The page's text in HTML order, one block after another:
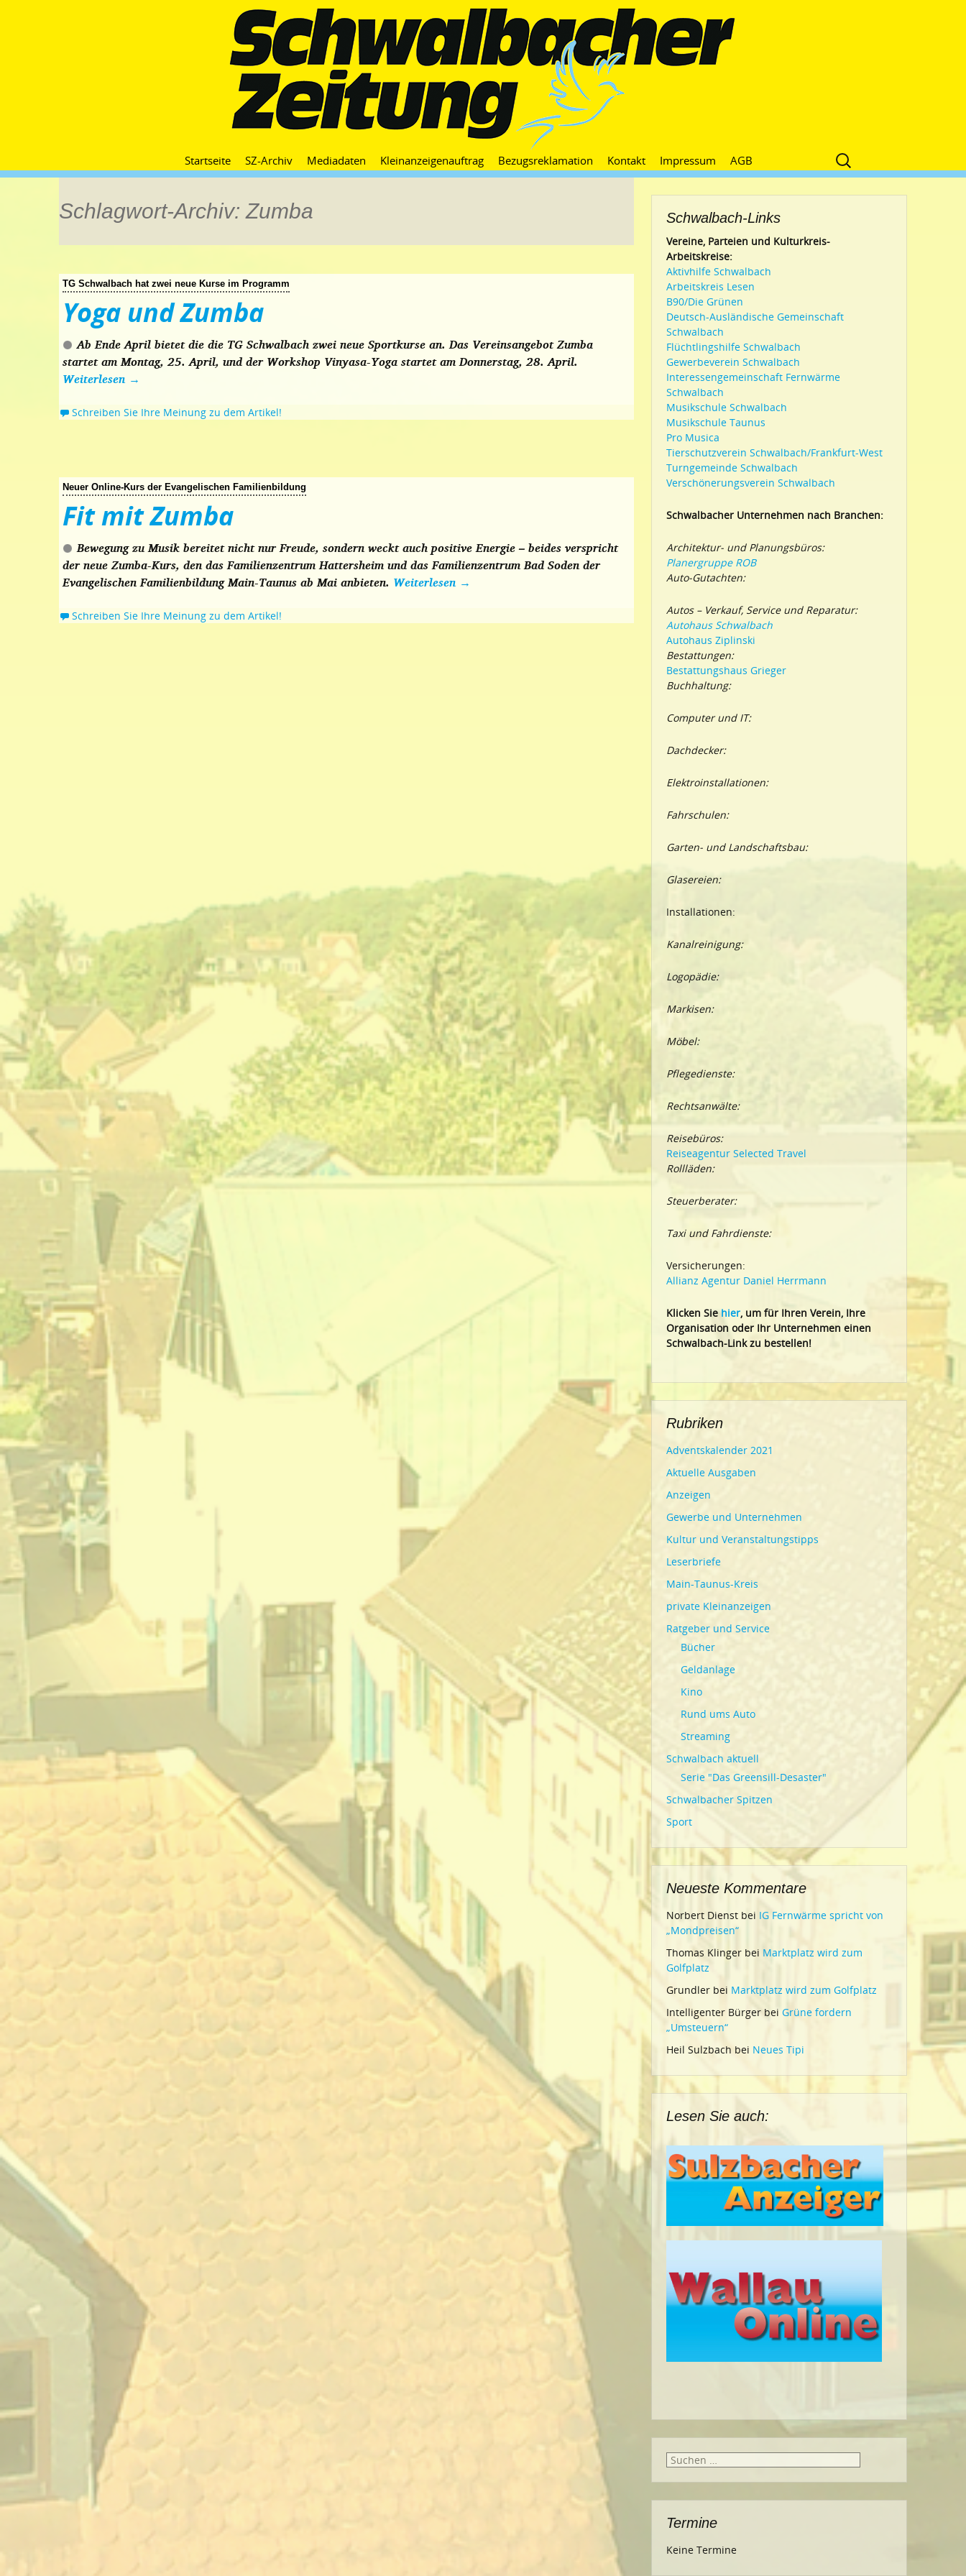
Zum
Inhalt
Startseite SZ-Archiv Mediadaten Kleinanzeigenauftrag Bezugsreklamation Kontakt Impressum AGB
Suche
nach:
Schlagwort-Archiv: Zumba
TG Schwalbach hat zwei neue Kurse im Programm
Yoga und Zumba
Ab Ende April bietet die die TG Schwalbach zwei neue Sportkurse an. Das Vereinsangebot Zumba
startet am Montag, 25. April, und der Workshop Vinyasa-Yoga startet am Donnerstag, 28. April.
Weiterlesen →
Schreiben Sie Ihre Meinung zu dem Artikel!
Neuer Online-Kurs der Evangelischen Familienbildung
Fit mit Zumba
Bewegung zu Musik bereitet nicht nur Freude, sondern weckt auch positive Energie – beides verspricht
der neue Zumba-Kurs, den das Familienzentrum Hattersheim und das Familienzentrum Bad Soden der
Evangelischen Familienbildung Main-Taunus ab Mai anbieten. Weiterlesen →
Schreiben Sie Ihre Meinung zu dem Artikel!
Schwalbach-Links
Vereine, Parteien und Kulturkreis-
Arbeitskreise:
Aktivhilfe Schwalbach
Arbeitskreis Lesen
B90/Die Grünen
Deutsch-Ausländische Gemeinschaft
Schwalbach
Flüchtlingshilfe Schwalbach
Gewerbeverein Schwalbach
Interessengemeinschaft Fernwärme
Schwalbach
Musikschule Schwalbach
Musikschule Taunus
Pro Musica
Tierschutzverein Schwalbach/Frankfurt-West
Turngemeinde Schwalbach
Verschönerungsverein Schwalbach
Schwalbacher Unternehmen nach Branchen:
Architektur- und Planungsbüros:
Planergruppe ROB
Auto-Gutachten:
Autos – Verkauf, Service und Reparatur:
Autohaus Schwalbach
Autohaus Ziplinski
Bestattungen:
Bestattungshaus Grieger
Buchhaltung:
Computer und IT:
Dachdecker:
Elektroinstallationen:
Fahrschulen:
Garten- und Landschaftsbau:
Glasereien:
Installationen:
Kanalreinigung:
Logopädie:
Markisen:
Möbel:
Pflegedienste:
Rechtsanwälte:
Reisebüros:
Reiseagentur Selected Travel
Rollläden:
Steuerberater:
Taxi und Fahrdienste:
Versicherungen:
Allianz Agentur Daniel Herrmann
Klicken Siehier, um für Ihren Verein, Ihre
Organisation oder Ihr Unternehmen einen
Schwalbach-Link zu bestellen!
Rubriken
Adventskalender 2021
Aktuelle Ausgaben
Anzeigen
Gewerbe und Unternehmen
Kultur und Veranstaltungstipps
Leserbriefe
Main-Taunus-Kreis
private Kleinanzeigen
Ratgeber und Service
Bücher
Geldanlage
Kino
Rund ums Auto
Streaming
Schwalbach aktuell
Serie "Das Greensill-Desaster"
Schwalbacher Spitzen
Sport
Neueste Kommentare
Norbert Dienst bei IG Fernwärme spricht von
„Mondpreisen“
Thomas Klinger bei Marktplatz wird zum
Golfplatz
Grundler bei Marktplatz wird zum Golfplatz
Intelligenter Bürger bei Grüne fordern
„Umsteuern“
Heil Sulzbach bei Neues Tipi
Lesen Sie auch:
Suche
Termine
Keine Termine